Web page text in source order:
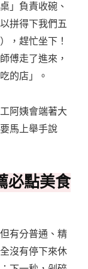
」負責收碗、
拼得下我們五
，趕忙坐下！
傅走了進來，
的店」。
阿姨會端著大
馬上舉手說
必點美食
有分普通、精
沒有停下來休